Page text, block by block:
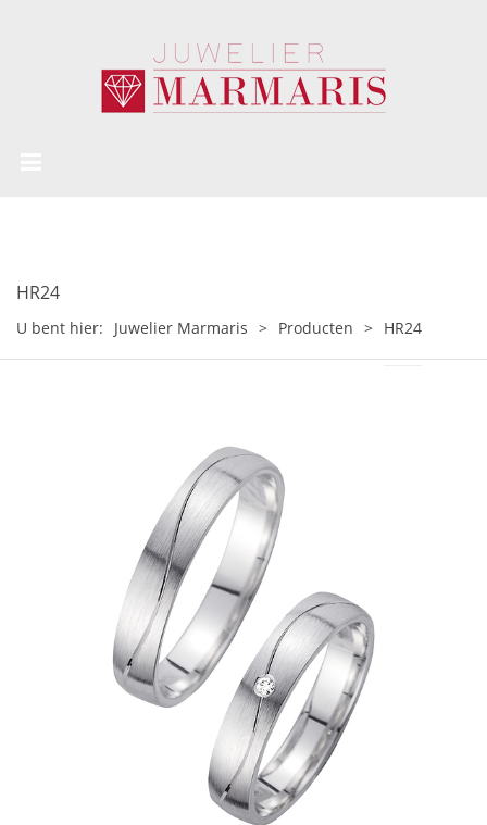
HR24
U bent hier: Juwelier Marmaris > Producten > HR24